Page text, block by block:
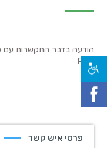
הודעה בדבר התקשרות עם
PDF
פרטי איש קשר